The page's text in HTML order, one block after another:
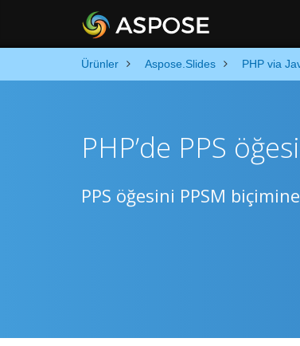
Ürünler Aspose.Slides PHP via
PHP’de PPS
PPS öğesini PPSM